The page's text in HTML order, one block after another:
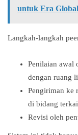
untuk Era Global
Langkah-langkah
Penilaian awal
dengan ruang
Pengiriman ke
di bidang
Revisi oleh